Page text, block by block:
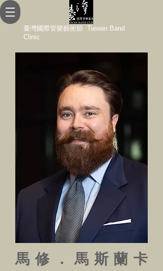
臺灣國際管樂藝術節 Taiwan Band
Clinic
馬修．馬斯蘭卡